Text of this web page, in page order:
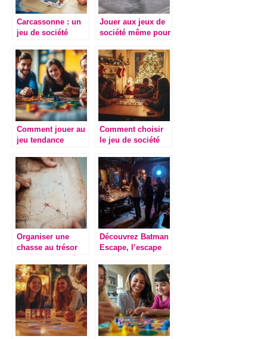
Carcassonne : un
jeu de société
incontournable
Jouer aux jeux de
société même pour
Comment jouer au
jeu tendance
uncrossable et
maximiser vos
gains
Comment choisir
le jeu de société
fêtes de Noël ?
Organiser une
chasse au trésor
un anniversaire
inoubliable
Découvrez Batman
Escape, l’escape
Paris